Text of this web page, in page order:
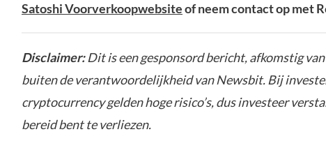
Satoshi Voorverkoopwebsiteof neem contact op met
Disclaimer:Dit is een gesponsord bericht, afkomstig
buiten de verantwoordelijkheid van Newsbit. Bij
cryptocurrency gelden hoge risico’s, dus investeer
bereid bent te verliezen.